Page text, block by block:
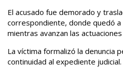
El acusado fue demorado y
correspondiente, donde quedó a
mientras avanzan las
La víctima formalizó la denuncia
continuidad al expediente judicial.